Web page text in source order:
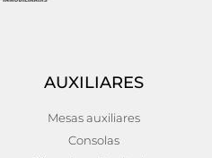
AUXILIARES
Mesas auxiliares
Consolas